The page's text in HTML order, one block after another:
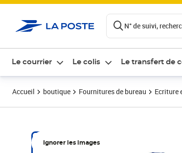
N° de suivi,
Le courrier Le colis Le transfert de
Accueil boutique Fournitures de bureau Ecriture
Ignorer les images